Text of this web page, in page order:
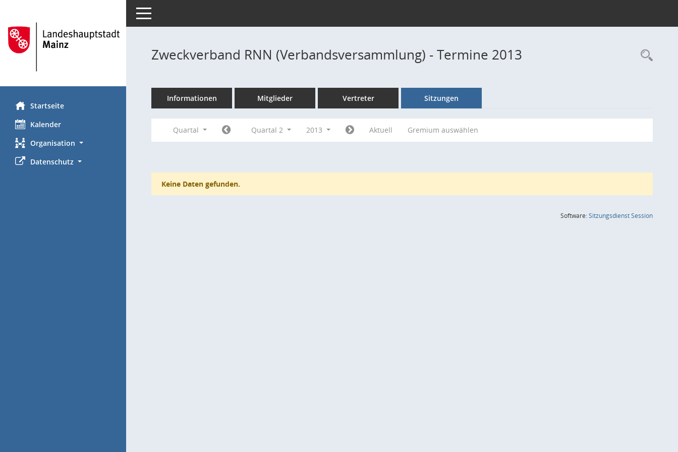
Startseite
Kalender
Organisation
Datenschutz
Toggle navigation
Zweckverband RNN (Verbandsversammlung) - Termine 2013
Informationen Mitglieder Vertreter Sitzungen
Quartal Quartal 2 2013 Aktuell Gremium auswählen
Keine Daten gefunden.
Software:SitzungsdienstSession(Wird in